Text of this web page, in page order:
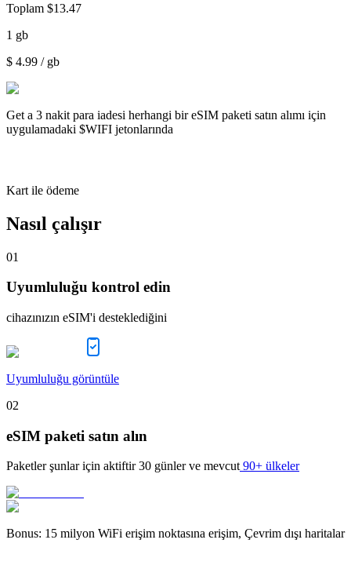
Toplam $13.47
1 gb
$ 4.99 / gb
Get a 3 nakit para iadesi herhangi bir eSIM paketi satın alımı için
uygulamadaki $WIFI jetonlarında
Kart ile ödeme
Nasıl çalışır
01
Uyumluluğu kontrol edin
cihazınızın eSIM'i desteklediğini
Uyumluluğu görüntüle
02
eSIM paketi satın alın
Paketler şunlar için aktiftir 30 günler ve mevcut 90+ ülkeler
Bonus: 15 milyon WiFi erişim noktasına erişim, Çevrim dışı haritalar